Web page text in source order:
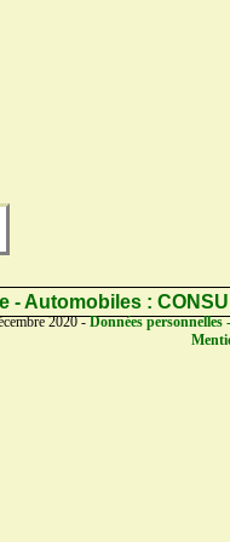
- Automobiles :
2020 -Données personnelles